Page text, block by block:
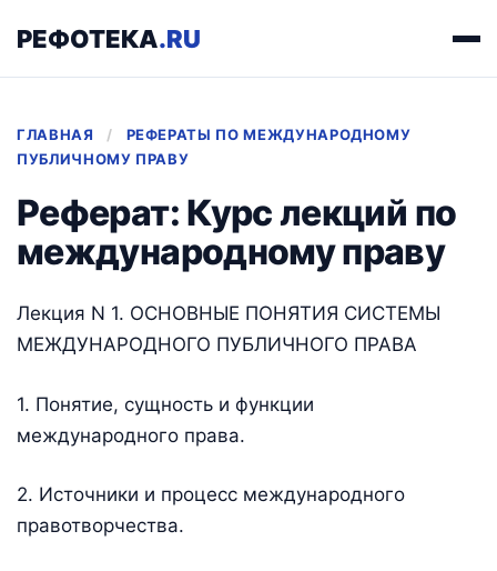
РЕФОТЕКА.RU
ГЛАВНАЯ /
РЕФЕРАТЫ ПО МЕЖДУНАРОДНОМУ
ПУБЛИЧНОМУ ПРАВУ
Реферат: Курс лекций по
международному праву
Лекция N 1. ОСНОВНЫЕ ПОНЯТИЯ СИСТЕМЫ
МЕЖДУНАРОДНОГО ПУБЛИЧНОГО ПРАВА
1. Понятие, сущность и функции
международного права.
2. Источники и процесс международного
правотворчества.